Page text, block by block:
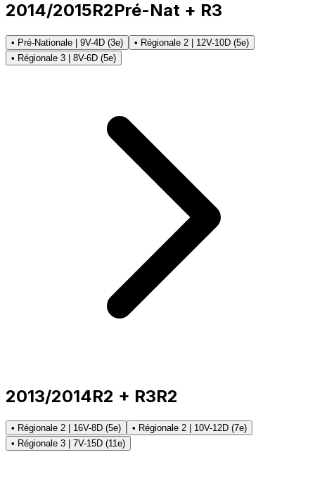
2014/2015R2Pré-Nat + R3
• Pré-Nationale | 9V-4D (3e)
• Régionale 2 | 12V-10D (5e)
• Régionale 3 | 8V-6D (5e)
2013/2014R2 + R3R2
• Régionale 2 | 16V-8D (5e)
• Régionale 2 | 10V-12D (7e)
• Régionale 3 | 7V-15D (11e)